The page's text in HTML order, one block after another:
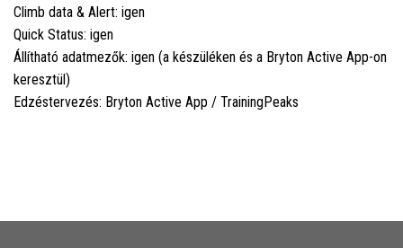
Climb data & Alert: igen
Quick Status: igen
Állítható adatmezők: igen (a készüléken és a Bryton Active App-on
keresztül)
Edzéstervezés: Bryton Active App / TrainingPeaks